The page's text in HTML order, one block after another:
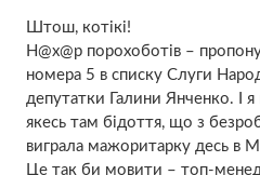
Штош, котікі!
Н@х@р порохоботів –
номера 5 в списку Слуги
депутатки Галини Янченко. І
якесь там бідоття, що з
виграла мажоритарку десь в
Це так би мовити – топ-